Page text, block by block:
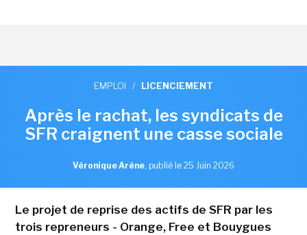
EMPLOI / LICENCIEMENT
Après le rachat, les syndicats de
SFR craignent une casse sociale
Véronique Arène, publié le 25 Juin 2026
Le projet de reprise des actifs de SFR par les
trois repreneurs - Orange, Free et Bouygues